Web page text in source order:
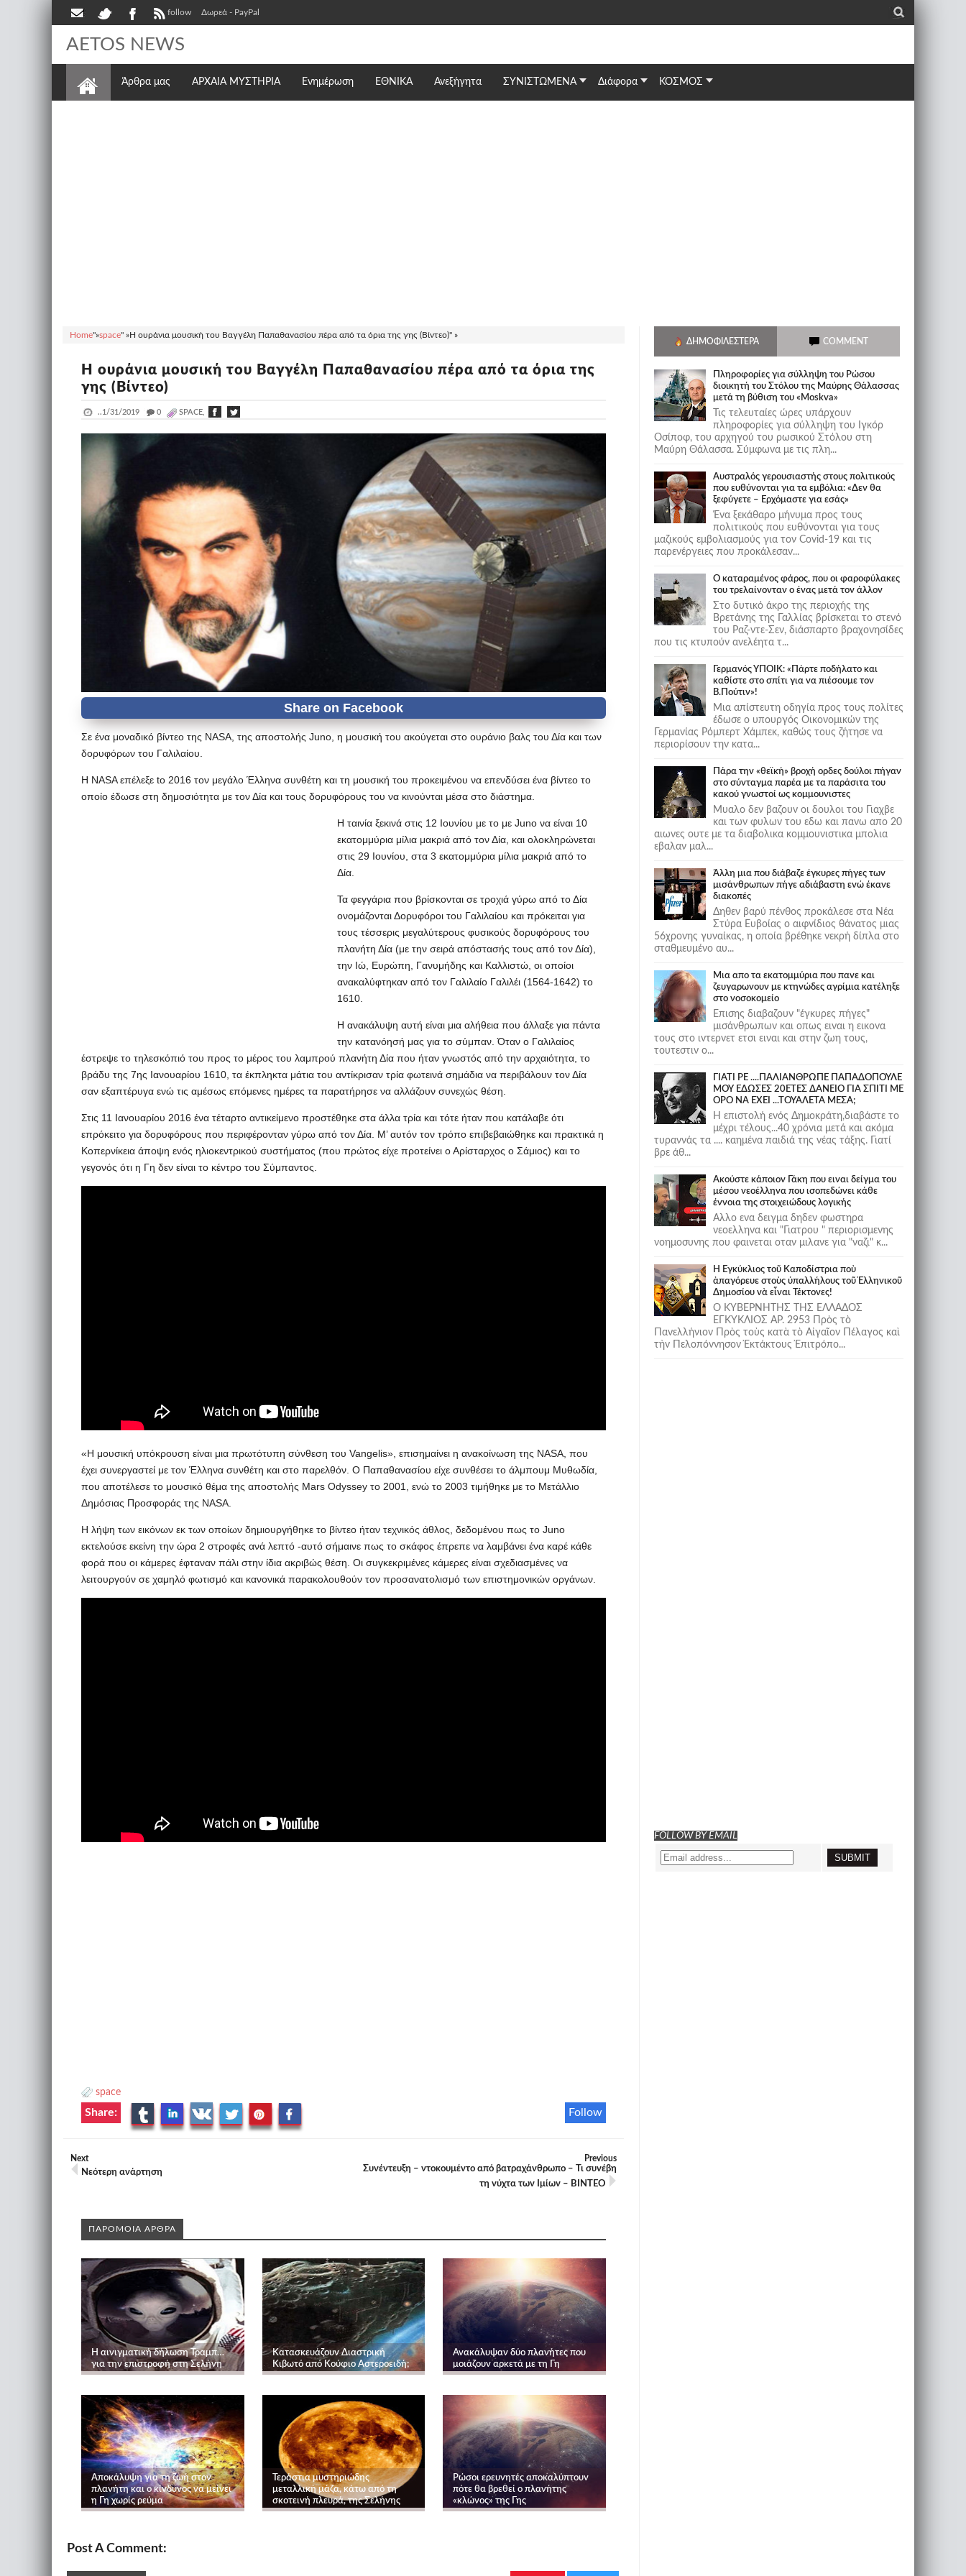
follow Δωρεά - PayPal _
AETOS NEWS
Άρθρα μας ΑΡΧΑΙΑ ΜΥΣΤΗΡΙΑ Ενημέρωση ΕΘΝΙΚΆ Ανεξήγητα ΣΥΝΙΣΤΩΜΕΝΑ Διάφορα ΚΟΣΜΟΣ
Home"»space" »Η ουράνια μουσική του Βαγγέλη Παπαθανασίου πέρα από τα όρια της γης (Βίντεο)" »
Η ουράνια μουσική του Βαγγέλη Παπαθανασίου πέρα από τα όρια της
γης (Βίντεο)
..1/31/2019 _ 0 SPACE,
Σε ένα μοναδικό βίντεο της NASA, της αποστολής Juno, η μουσική του ακούγεται στο ουράνιο βαλς του Δία και των
δορυφόρων του Γαλιλαίου.
Η NASA επέλεξε to 2016 τον μεγάλο Έλληνα συνθέτη και τη μουσική του προκειμένου να επενδύσει ένα βίντεο το
οποίο έδωσε στη δημοσιότητα με τον Δία και τους δορυφόρους του να κινούνται μέσα στο διάστημα.
Η ταινία ξεκινά στις 12 Ιουνίου με το με Juno να είναι 10
εκατομμύρια μίλια μακριά από τον Δία, και ολοκληρώνεται
στις 29 Ιουνίου, στα 3 εκατομμύρια μίλια μακριά από το
Δία.
Τα φεγγάρια που βρίσκονται σε τροχιά γύρω από το Δία
ονομάζονται Δορυφόροι του Γαλιλαίου και πρόκειται για
τους τέσσερις μεγαλύτερους φυσικούς δορυφόρους του
πλανήτη Δία (με την σειρά απόστασής τους από τον Δία),
την Ιώ, Ευρώπη, Γανυμήδης και Καλλιστώ, οι οποίοι
ανακαλύφτηκαν από τον Γαλιλαίο Γαλιλέι (1564-1642) το
1610.
Η ανακάλυψη αυτή είναι μια αλήθεια που άλλαξε για πάντα
την κατανόησή μας για το σύμπαν. Όταν ο Γαλιλαίος
έστρεψε το τηλεσκόπιό του προς το μέρος του λαμπρού πλανήτη Δία που ήταν γνωστός από την αρχαιότητα, το
βράδυ της 7ης Ιανουαρίου 1610, τα έκπληκτα μάτια του αντίκρισαν τρία φωτεινά σημάδια να περιβάλουν τον Δία
σαν εξαπτέρυγα ενώ τις αμέσως επόμενες ημέρες τα παρατήρησε να αλλάζουν συνεχώς θέση.
Στις 11 Ιανουαρίου 2016 ένα τέταρτο αντικείμενο προστέθηκε στα άλλα τρία και τότε ήταν που κατάλαβε ότι
επρόκειτο για δορυφόρους που περιφέρονταν γύρω από τον Δία. Μ’ αυτόν τον τρόπο επιβεβαιώθηκε και πρακτικά η
Κοπερνίκεια άποψη ενός ηλιοκεντρικού συστήματος (που πρώτος είχε προτείνει ο Αρίσταρχος ο Σάμιος) και το
γεγονός ότι η Γη δεν είναι το κέντρο του Σύμπαντος.
«Η μουσική υπόκρουση είναι μια πρωτότυπη σύνθεση του Vangelis», επισημαίνει η ανακοίνωση της NASA, που
έχει συνεργαστεί με τον Έλληνα συνθέτη και στο παρελθόν. O Παπαθανασίου είχε συνθέσει το άλμπουμ Μυθωδία,
που αποτέλεσε το μουσικό θέμα της αποστολής Mars Odyssey το 2001, ενώ το 2003 τιμήθηκε με το Μετάλλιο
Δημόσιας Προσφοράς της NASA.
Η λήψη των εικόνων εκ των οποίων δημιουργήθηκε το βίντεο ήταν τεχνικός άθλος, δεδομένου πως το Juno
εκτελούσε εκείνη την ώρα 2 στροφές ανά λεπτό -αυτό σήμαινε πως το σκάφος έπρεπε να λαμβάνει ένα καρέ κάθε
φορά που οι κάμερες έφταναν πάλι στην ίδια ακριβώς θέση. Οι συγκεκριμένες κάμερες είναι σχεδιασμένες να
λειτουργούν σε χαμηλό φωτισμό και κανονικά παρακολουθούν τον προσανατολισμό των επιστημονικών οργάνων.
space
Follow
Share:
Next
Νεότερη ανάρτηση
Previous
Συνέντευξη – ντοκουμέντο από βατραχάνθρωπο – Τι συνέβη
τη νύχτα των Ιμίων – ΒΙΝΤΕΟ
ΠΑΡΟΜΟΙΑ ΑΡΘΡΑ
Η αινιγματική δήλωση Τραμπ…
για την επιστροφή στη Σελήνη
Κατασκευάζουν Διαστρική
Κιβωτό από Κούφιο Αστεροειδή;
Ανακάλυψαν δύο πλανήτες που
μοιάζουν αρκετά με τη Γη
Αποκάλυψη για τη ζωή στον
πλανήτη και ο κίνδυνος να μείνει
η Γη χωρίς ρεύμα
Τεράστια μυστηριώδης
μεταλλική μάζα, κάτω από τη
σκοτεινή πλευρά, της Σελήνης
Ρώσοι ερευνητές αποκαλύπτουν
πότε θα βρεθεί ο πλανήτης
«κλώνος» της Γης
Post A Comment:
ΔΗΜΟΦΙΛΈΣΤΕΡΑ COMMENT
Πληροφορίες για σύλληψη του Ρώσου
διοικητή του Στόλου της Mαύρης Θάλασσας
μετά τη βύθιση του «Moskva»
Τις τελευταίες ώρες υπάρχουν
πληροφορίες για σύλληψη του Ιγκόρ
Οσίποφ, του αρχηγού του ρωσικού Στόλου στη
Μαύρη Θάλασσα. Σύμφωνα με τις πλη...
Αυστραλός γερουσιαστής στους πολιτικούς
που ευθύνονται για τα εμβόλια: «Δεν θα
ξεφύγετε – Ερχόμαστε για εσάς»
Ένα ξεκάθαρο μήνυμα προς τους
πολιτικούς που ευθύνονται για τους
μαζικούς εμβολιασμούς για τον Covid-19 και τις
παρενέργειες που προκάλεσαν...
Ο καταραμένος φάρος, που οι φαροφύλακες
του τρελαίνονταν ο ένας μετά τον άλλον
Στο δυτικό άκρο της περιοχής της
Βρετάνης της Γαλλίας βρίσκεται το στενό
του Ραζ-ντε-Σεν, διάσπαρτο βραχονησίδες
που τις κτυπούν ανελέητα τ...
Γερμανός ΥΠΟΙΚ: «Πάρτε ποδήλατο και
καθίστε στο σπίτι για να πιέσουμε τον
Β.Πούτιν»!
Μια απίστευτη οδηγία προς τους πολίτες
έδωσε ο υπουργός Οικονομικών της
Γερμανίας Ρόμπερτ Χάμπεκ, καθώς τους ζήτησε να
περιορίσουν την κατα...
Πάρα την «θεϊκή» βροχή ορδες δούλοι πήγαν
στο σύνταγμα παρέα με τα παράσιτα του
κακού γνωστοί ως κομμουνιστες
Μυαλο δεν βαζουν οι δουλοι του Γιαχβε
και των φυλων του εδω και πανω απο 20
αιωνες ουτε με τα διαβολικα κομμουνιστικα μπολια
εβαλαν μαλ...
Άλλη μια που διάβαζε έγκυρες πήγες των
μισάνθρωπων πήγε αδιάβαστη ενώ έκανε
διακοπές
Δηθεν βαρύ πένθος προκάλεσε στα Νέα
Στύρα Ευβοίας ο αιφνίδιος θάνατος μιας
56χρονης γυναίκας, η οποία βρέθηκε νεκρή δίπλα στο
σταθμευμένο αυ...
Μια απο τα εκατομμύρια που πανε και
ζευγαρωνουν με κτηνώδες αγρίμια κατέληξε
στο νοσοκομείο
Επισης διαβαζουν "έγκυρες πήγες"
μισάνθρωπων και οπως ειναι η εικονα
τους στο ιντερνετ ετσι ειναι και στην ζωη τους,
τουτεστιν ο...
ΓΙΑΤΙ ΡΕ ....ΠΑΛΙΑΝΘΡΩΠΕ ΠΑΠΑΔΟΠΟΥΛΕ
ΜΟΥ ΕΔΩΣΕΣ 20ΕΤΕΣ ΔΑΝΕΙΟ ΓΙΑ ΣΠΙΤΙ ΜΕ
ΟΡΟ ΝΑ ΕΧΕΙ ...ΤΟΥΑΛΕΤΑ ΜΕΣΑ;
Η επιστολή ενός Δημοκράτη,διαβάστε το
μέχρι τέλους...40 χρόνια μετά και ακόμα
τυραννάς τα .... καημένα παιδιά της νέας τάξης. Γιατί
βρε άθ...
Ακούστε κάποιον Γάκη που ειναι δείγμα του
μέσου νεοέλληνα που ισοπεδώνει κάθε
έννοια της στοιχειώδους λογικής
Αλλο ενα δειγμα δηδεν φωστηρα
νεοελληνα και "Γιατρου " περιορισμενης
νοημοσυνης που φαινεται οταν μιλανε για "ναζι" κ...
Ἡ Ἐγκύκλιος τοῦ Καποδίστρια ποὺ
ἀπαγόρευε στοὺς ὑπαλλήλους τοῦ Ἑλληνικοῦ
Δημοσίου νὰ εἶναι Τέκτονες!
Ο ΚΥΒΕΡΝΗΤΗΣ ΤΗΣ ΕΛΛΑΔΟΣ
ΕΓΚΥΚΛΙΟΣ ΑΡ. 2953 Πρὸς τὸ
Πανελλήνιον Πρὸς τοὺς κατὰ τὸ Αἰγαῖον Πέλαγος καὶ
τὴν Πελοπόννησον Ἐκτάκτους Ἐπιτρόπο...
FOLLOW BY EMAIL